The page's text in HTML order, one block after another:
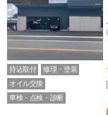
持込取付
修理・塗装
オイル交換
車検・点検・診断